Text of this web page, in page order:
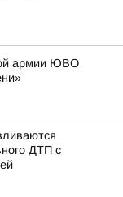
армии ЮВО
ДТП с